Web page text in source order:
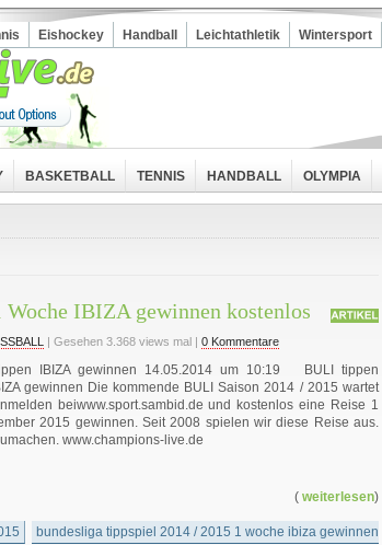
Eishockey Handball Leichtathletik Wintersport
BASKETBALL TENNIS HANDBALL OLYMPIA
IBIZA gewinnen kostenlos
| Gesehen 3.368 views mal | 0 Kommentare
IBIZA gewinnen 14.05.2014 um 10:19 BULI tippen
gewinnen Die kommende BULI Saison 2014 / 2015 wartet
beiwww.sport.sambid.de und kostenlos eine Reise 1
2015 gewinnen. Seit 2008 spielen wir diese Reise aus.
www.champions-live.de
( weiterlesen)
bundesliga tippspiel 2014 / 2015 1 woche ibiza gewinnen